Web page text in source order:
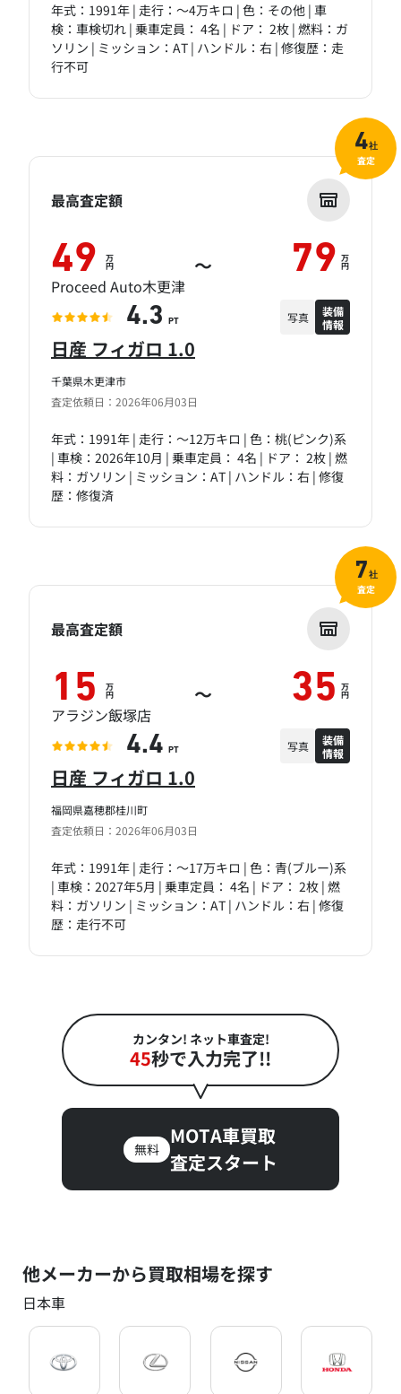
年式：1991年 | 走行：～4万キロ | 色：その他 | 車
検：車検切れ | 乗車定員： 4名 | ドア： 2枚 | 燃料：ガ
ソリン | ミッション：AT | ハンドル：右 | 修復歴：走
行不可
千葉県木更津市
査定依頼日：2026年06月03日
日産 フィガロ 1.0
年式：1991年 | 走行：～12万キロ | 色：桃(ピンク)系
| 車検：2026年10月 | 乗車定員： 4名 | ドア： 2枚 | 燃
料：ガソリン | ミッション：AT | ハンドル：右 | 修復
歴：修復済
最高査定額
49 万
円 ～ 79 万
円
Proceed Auto木更津
4.3 PT 写真
装備
情報
4社
査定
福岡県嘉穂郡桂川町
査定依頼日：2026年06月03日
日産 フィガロ 1.0
年式：1991年 | 走行：～17万キロ | 色：青(ブルー)系
| 車検：2027年5月 | 乗車定員： 4名 | ドア： 2枚 | 燃
料：ガソリン | ミッション：AT | ハンドル：右 | 修復
歴：走行不可
最高査定額
15 万
円 ～ 35 万
円
アラジン飯塚店
4.4 PT 写真
装備
情報
7社
査定
カンタン! ネット車査定!
45秒で入力完了!!
無料
MOTA車買取
査定スタート
他メーカーから買取相場を探す
日本車